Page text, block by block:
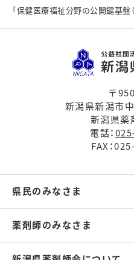
「保健医療福祉分野の公開鍵基盤
〒
新潟県新潟市
新潟県薬
電話：
FAX：
県民のみなさま
薬剤師のみなさま